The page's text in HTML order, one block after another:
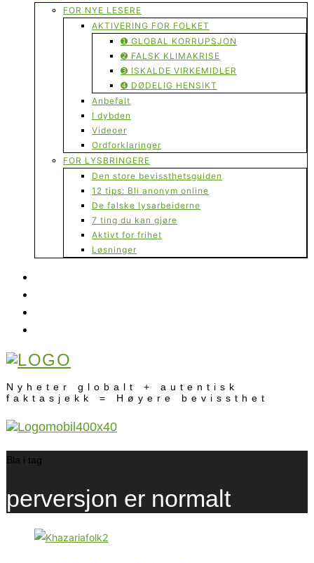
FOR NYE LESERE
AKTIVERING FOR FOLKET
➊ GLOBAL KORRUPSJON
➋ FALSK KLIMAKRISE
➌ ISKALDE VIRKEMIDLER
➍ DØDELIG HENSIKT
Anbefalt
I dybden
Videoer
Ordforklaringer
FOR LYSBRINGERE
Den store bevissthetsguiden
12 tips: Bli anonym online
De falske lysarbeiderne
7 ting du kan gjøre
Aktivt for frihet
Løsninger
Nyheter globalt + autentisk
faktasjekk = Høyere bevissthet
Bla i tag
perversjon er normalt